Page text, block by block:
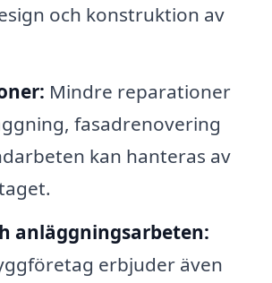
och konstruktion av
Mindre reparationer
fasadrenovering
kan hanteras av
anläggningsarbeten:
erbjuder även